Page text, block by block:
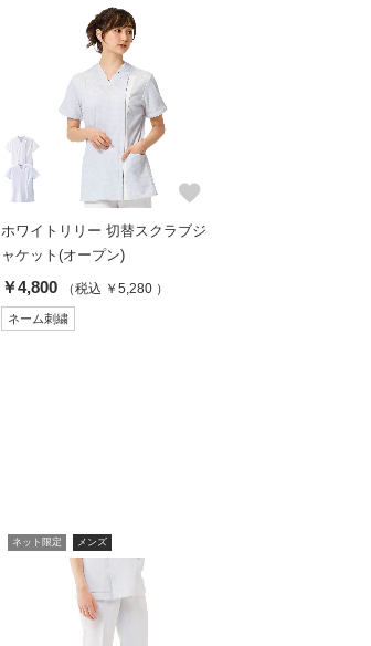
favorite
ホワイトリリー 切替スクラブジ
ャケット(オープン)
￥4,800 （税込 ￥5,280 ）
ネーム刺繍
ネット限定 メンズ